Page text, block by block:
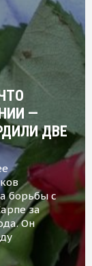
—
ДВЕ
борьбы с
за
Он